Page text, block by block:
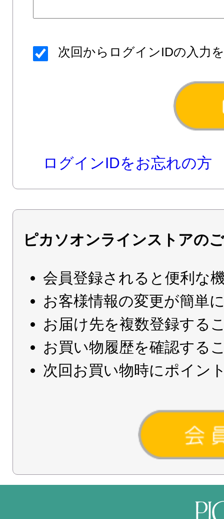
次回からログインIDの入力
ログインIDをお忘れの方
ピカソオンラインストアの
会員登録されると便利な
お客様情報の変更が簡単
お届け先を複数登録する
お買い物履歴を確認する
次回お買い物時にポイン